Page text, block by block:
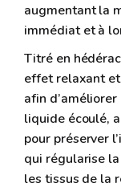
augmentant la
immédiat et à
Titré en
effet relaxant
afin
liquide écoulé,
pour préserver
qui régularise
les tissus de la